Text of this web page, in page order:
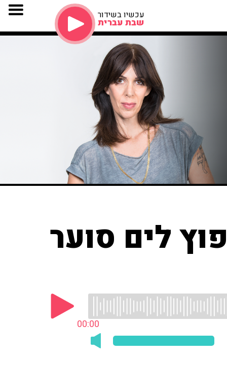
עכשיו בשידור
שבת עברית
לים סוער
00:00